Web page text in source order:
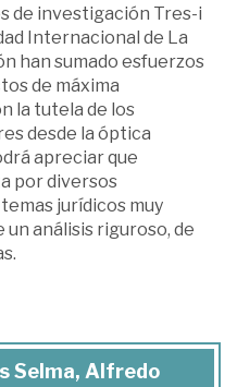
de investigación Tres-i
Internacional de La
han sumado esfuerzos
de máxima
la tutela de los
desde la óptica
apreciar que
por diversos
jurídicos muy
análisis riguroso, de
Selma, Alfredo